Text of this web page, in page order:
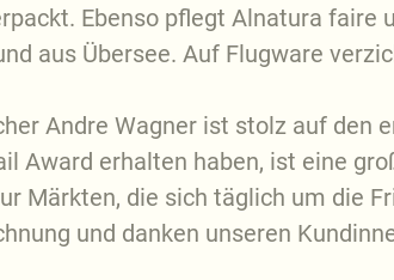
Ebenso pflegt Alnatura
aus Übersee. Auf Flugware
Andre Wagner ist stolz auf den
Award erhalten haben, ist eine
Märkten, die sich täglich um die
und danken unseren